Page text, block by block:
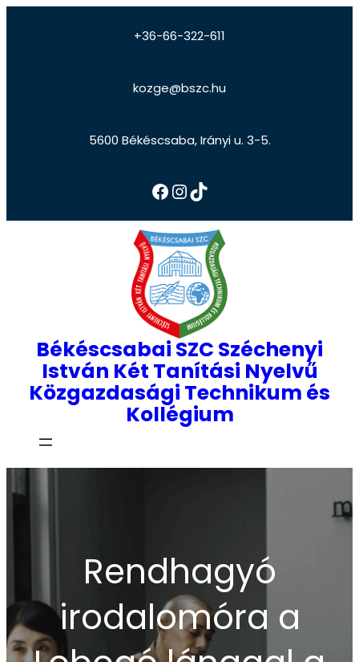
+36-66-322-611
kozge@bszc.hu
5600 Békéscsaba, Irányi u. 3-5.
Békéscsabai SZC Széchenyi
István Két Tanítási Nyelvű
Közgazdasági Technikum és
Kollégium
Rendhagyó
irodalomóra a